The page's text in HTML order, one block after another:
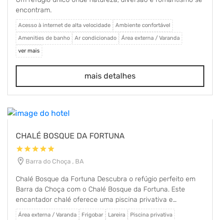
encontram.
Acesso à internet de alta velocidade
Ambiente confortável
Amenities de banho
Ar condicionado
Área externa / Varanda
ver mais
mais detalhes
CHALÉ BOSQUE DA FORTUNA
starstarstarstarstar
location_on Barra do Choça , BA
Chalé Bosque da Fortuna Descubra o refúgio perfeito em
Barra da Choça com o Chalé Bosque da Fortuna. Este
encantador chalé oferece uma piscina privativa e
deslumbrantes vistas da piscina, proporcionando um
Área externa / Varanda Frigobar Lareira
Piscina privativa